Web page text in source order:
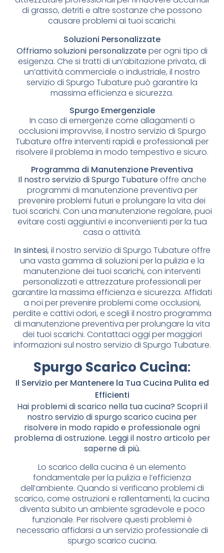
di grasso, detriti e altre sostanze che possono
causare problemi ai tuoi scarichi.
Soluzioni Personalizzate
Offriamo soluzioni personalizzateper ogni tipo di
esigenza. Che si tratti di un’abitazione privata, di
un’attività commerciale o industriale, il nostro
servizio di Spurgo Tubature può garantire la
massima efficienza e sicurezza.
Spurgo Emergenziale
In caso di emergenze come allagamenti o
occlusioni improvvise, il nostro servizio di Spurgo
Tubature offre interventi rapidi e professionali per
risolvere il problema in modo tempestivo e sicuro.
Programma di Manutenzione Preventiva
Il nostro servizio di Spurgo Tubatureoffre anche
programmi di manutenzione preventiva per
prevenire problemi futuri e prolungare la vita dei
tuoi scarichi. Con una manutenzione regolare, puoi
evitare costi aggiuntivi e inconvenienti per la tua
casa o attività.
In sintesi, il nostro servizio di Spurgo Tubature offre
una vasta gamma di soluzioni per la pulizia e la
manutenzione dei tuoi scarichi, con interventi
personalizzati e attrezzature professionali per
garantire la massima efficienza e sicurezza. Affidati
a noi per prevenire problemi come occlusioni,
perdite e cattivi odori, e scegli il nostro programma
di manutenzione preventiva per prolungare la vita
dei tuoi scarichi. Contattaci oggi per maggiori
informazioni sul nostro servizio di Spurgo Tubature.
Spurgo Scarico Cucina:
Il Servizio per Mantenere la Tua Cucina Pulita ed
Efficienti
Hai problemi di scarico nella tua cucina? Scopri il
nostro servizio di spurgo scarico cucina per
risolvere in modo rapido e professionale ogni
problema di ostruzione. Leggi il nostro articolo per
saperne di più.
Lo scarico della cucina è un elemento
fondamentale per la pulizia e l’efficienza
dell’ambiente. Quando si verificano problemi di
scarico, come ostruzioni e rallentamenti, la cucina
diventa subito un ambiente sgradevole e poco
funzionale. Per risolvere questi problemi è
necessario affidarsi a un servizio professionale di
spurgo scarico cucina.